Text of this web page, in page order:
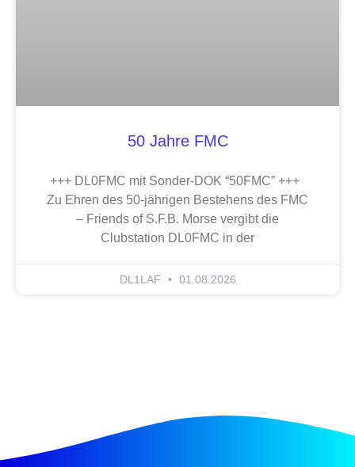
50 Jahre FMC
+++ DL0FMC mit Sonder-DOK “50FMC” +++
Zu Ehren des 50-jährigen Bestehens des FMC
– Friends of S.F.B. Morse vergibt die
Clubstation DL0FMC in der
DL1LAF 01.08.2026